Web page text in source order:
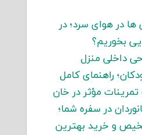
ها در هوای سرد؛ در
بخوریم؟
داخلی منزل
راهنمای کامل
مؤثر در خان
در سفره شما؛
و خرید بهترین